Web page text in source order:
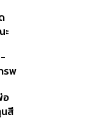
ะ
น
รพ
วม
อ
สี